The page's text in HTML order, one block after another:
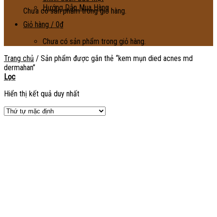
Chưa có sản phẩm trong giỏ hàng.
Hướng Dẫn Mua Hàng
Giỏ hàng / 0₫
Chưa có sản phẩm trong giỏ hàng.
Trang chủ / Sản phẩm được gắn thẻ “kem mụn died acnes md
dermahan”
Lọc
Hiển thị kết quả duy nhất